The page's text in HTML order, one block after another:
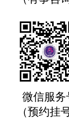
微信服务
（预约挂